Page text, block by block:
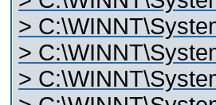
>
>
>